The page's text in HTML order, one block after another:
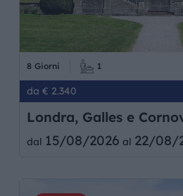
8 Giorni 1
da € 2.340
Londra, Galles e
dal 15/08/2026 al 22/08/